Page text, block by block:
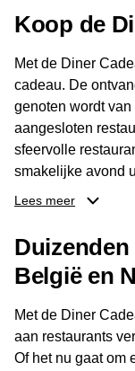
Koop de
Met de Diner
cadeau. De
genoten wordt
aangesloten
sfeervolle
smakelijke avond
ontvanger
smaak en
alleen een diner,
Lees meer
België en
Met de Diner
aan restaurants
Of het nu gaat om